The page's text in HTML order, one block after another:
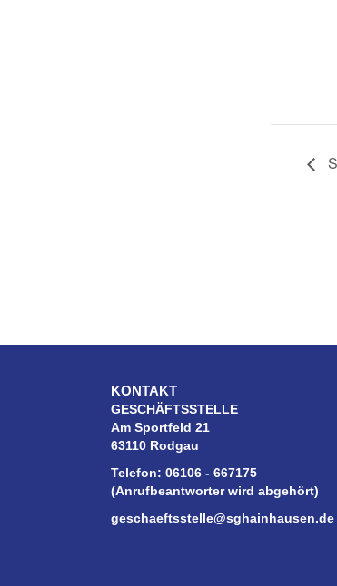
KONTAKT
GESCHÄFTSSTELLE
Am Sportfeld 21
63110 Rodgau
Telefon: 06106 - 667175
(Anrufbeantworter wird abgehört)
geschaeftsstelle@sghainhausen.de